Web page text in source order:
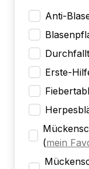
Anti-
Erste-
(mein